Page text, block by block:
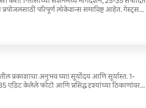
परिपूर्ण लोकेशन्स समाविष्ट आहेत. गेस्ट्स
क्षण निर्माण होतात. जास्तीत जास्त 2 पाहुणे समाविष्ट;
विनंत्यांसाठी (वेळ, ठिकाणे इ.) मला मेसेज करा.
प्रकाशाचा अनुभव घ्या! सूर्योदय आणि सूर्यास्त. 1-
एडिट केलेले फोटो आणि प्रसिद्ध दृश्यांच्या ठिकाणांवर
सिनेमॅटिक, वातावरणीय गुणवत्ता आवडते. जोडप्यांसाठी,
ग्रुप्ससाठी (3 पर्यंत गेस्ट्स) योग्य. अतिरिक्त गेस्ट्स?